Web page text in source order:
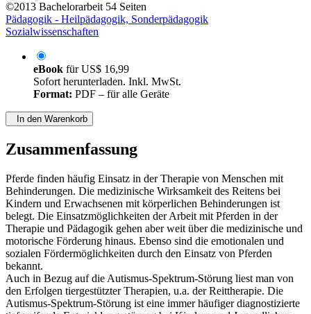
vonMyriam Nickels (Autor:in)
©2013 Bachelorarbeit
Sozialwissenschaften
eBookfürUS$ 16,99
Format:PDF – für alle Geräte
In den Warenkorb
Zusammenfassung
Pferde finden häufig Einsatz in der Therapie von Menschen mit
Behinderungen. Die medizinische Wirksamkeit des Reitens bei
Kindern und Erwachsenen mit körperlichen Behinderungen ist
belegt. Die Einsatzmöglichkeiten der Arbeit mit Pferden in der
Therapie und Pädagogik gehen aber weit über die medizinische und
motorische Förderung hinaus. Ebenso sind die emotionalen und
sozialen Fördermöglichkeiten durch den Einsatz von Pferden
bekannt.
Auch in Bezug auf die Autismus-Spektrum-Störung liest man von